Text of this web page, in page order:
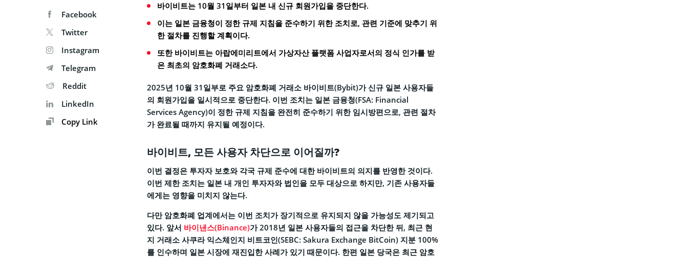
Facebook
Twitter
Instagram
Telegram
Reddit
LinkedIn
Copy Link
바이비트는 10월 31일부터 일본 내 신규 회원가입을 중단한다.
이는 일본 금융청이 정한 규제 지침을 준수하기 위한 조치로, 관련 기준에 맞추기 위
한 절차를 진행할 계획이다.
또한 바이비트는 아랍에미리트에서 가상자산 플랫폼 사업자로서의 정식 인가를 받
은 최초의 암호화폐 거래소다.
2025년 10월 31일부로 주요 암호화폐 거래소 바이비트(Bybit)가 신규 일본 사용자들
의 회원가입을 일시적으로 중단한다. 이번 조치는 일본 금융청(FSA: Financial
Services Agency)이 정한 규제 지침을 완전히 준수하기 위한 임시방편으로, 관련 절차
가 완료될 때까지 유지될 예정이다.
바이비트, 모든 사용자 차단으로 이어질까?
이번 결정은 투자자 보호와 각국 규제 준수에 대한 바이비트의 의지를 반영한 것이다.
이번 제한 조치는 일본 내 개인 투자자와 법인을 모두 대상으로 하지만, 기존 사용자들
에게는 영향을 미치지 않는다.
다만 암호화폐 업계에서는 이번 조치가 장기적으로 유지되지 않을 가능성도 제기되고
있다. 앞서 바이낸스(Binance)가 2018년 일본 사용자들의 접근을 차단한 뒤, 최근 현
지 거래소 사쿠라 익스체인지 비트코인(SEBC: Sakura Exchange BitCoin) 지분 100%
를 인수하며 일본 시장에 재진입한 사례가 있기 때문이다. 한편 일본 당국은 최근 암호